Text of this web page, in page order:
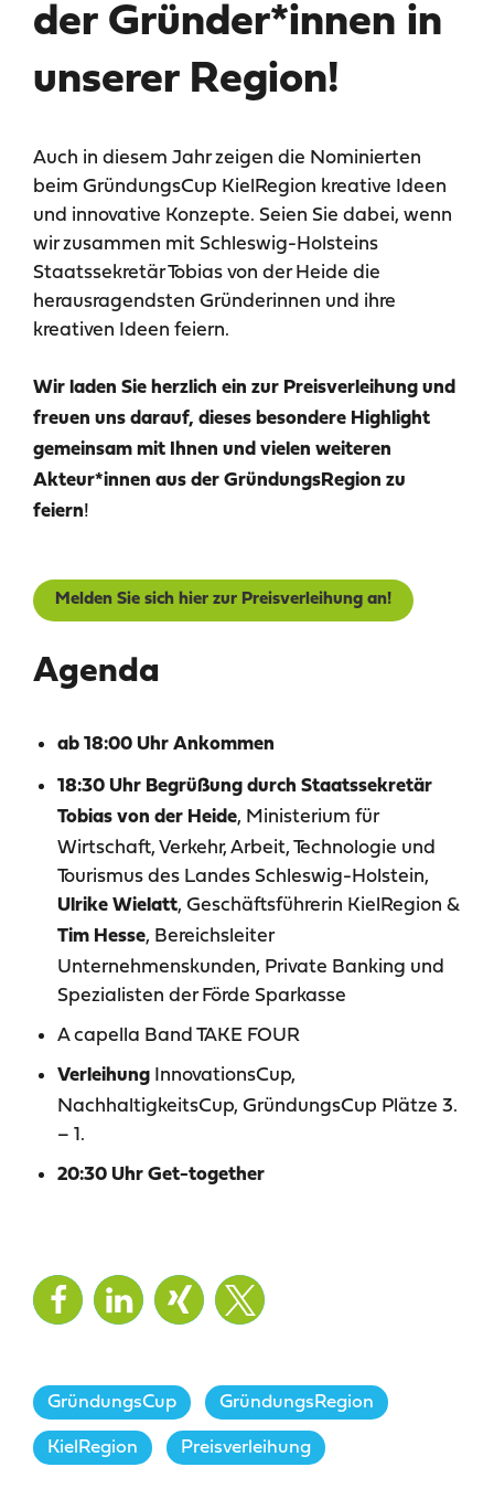
der Gründer*innen in
unserer Region!
Auch in diesem Jahr zeigen die Nominierten
beim GründungsCup KielRegion kreative Ideen
und innovative Konzepte. Seien Sie dabei, wenn
wir zusammen mit Schleswig-Holsteins
Staatssekretär Tobias von der Heide die
herausragendsten Gründerinnen und ihre
kreativen Ideen feiern.
Wir laden Sie herzlich ein zur Preisverleihung und
freuen uns darauf, dieses besondere Highlight
gemeinsam mit Ihnen und vielen weiteren
Akteur*innen aus der GründungsRegion zu
feiern!
Melden Sie sich hier zur Preisverleihung an!
Agenda
ab 18:00 Uhr Ankommen
18:30 Uhr Begrüßung durch Staatssekretär
Tobias von der Heide, Ministerium für
Wirtschaft, Verkehr, Arbeit, Technologie und
Tourismus des Landes Schleswig-Holstein,
Ulrike Wielatt, Geschäftsführerin KielRegion &
Tim Hesse, Bereichsleiter
Unternehmenskunden, Private Banking und
Spezialisten der Förde Sparkasse
A capella Band TAKE FOUR
Verleihung InnovationsCup,
NachhaltigkeitsCup, GründungsCup Plätze 3.
– 1.
20:30 Uhr Get-together
GründungsCup GründungsRegion
KielRegion Preisverleihung